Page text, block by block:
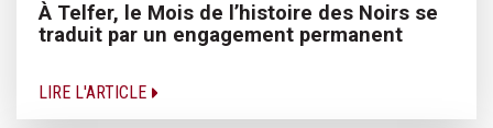
À Telfer, le Mois de l’histoire des Noirs se
traduit par un engagement permanent
LIRE L'ARTICLE